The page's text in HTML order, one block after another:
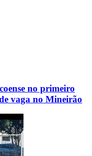
no primeiro
vaga no Mineirão